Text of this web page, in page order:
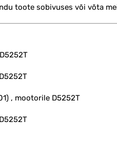
toote sobivuses või võta
, mootorile D5252T